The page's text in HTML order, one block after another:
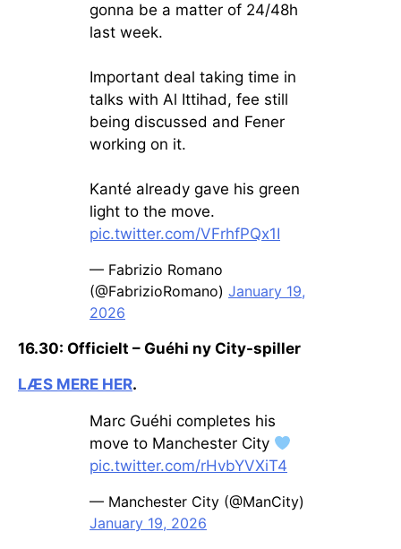
gonna be a matter of 24/48h
last week.
Important deal taking time in
talks with Al Ittihad, fee still
being discussed and Fener
working on it.
Kanté already gave his green
light to the move.
pic.twitter.com/VFrhfPQx1I
— Fabrizio Romano
(@FabrizioRomano) January 19,
2026
16.30: Officielt – Guéhi ny City-spiller
LÆS MERE HER.
Marc Guéhi completes his
move to Manchester City
pic.twitter.com/rHvbYVXiT4
— Manchester City (@ManCity)
January 19, 2026